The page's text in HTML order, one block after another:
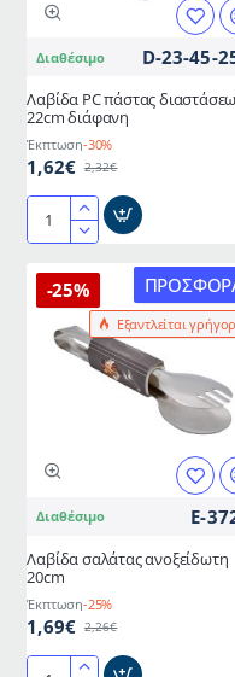
Διαθέσιμο D-23-45-
Λαβίδα PC πάστας
22cm διάφανη
Έκπτωση-30%
1,62€ 2,32€
Λαβίδα
πάστας
διαστάσεων
22cm
διάφανη
Εξαντλείται
-25%
Διαθέσιμο E-
Λαβίδα σαλάτας ανοξείδωτη
20cm
Έκπτωση-25%
1,69€ 2,26€